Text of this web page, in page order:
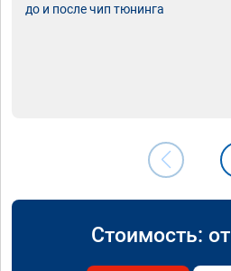
до и после чип тюнинга
Стоимость: от